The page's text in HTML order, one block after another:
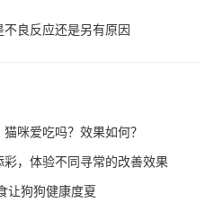
良反应还是另有原因
咪爱吃吗？效果如何？
，体验不同寻常的改善效果
让狗狗健康度夏